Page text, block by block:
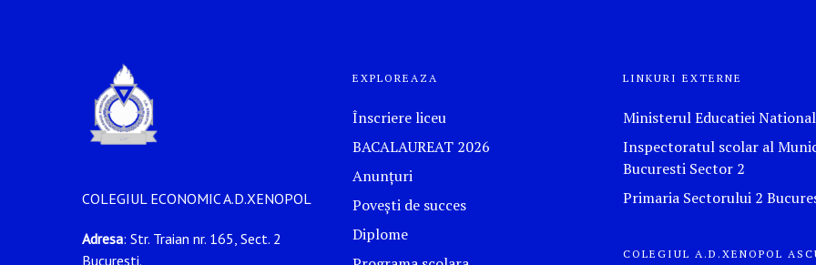
COLEGIUL ECONOMIC A.D.XENOPOL
Adresa: Str. Traian nr. 165, Sect. 2
Bucuresti.
EXPLOREAZA
Înscriere liceu
BACALAUREAT 2026
Anunțuri
Povești de succes
Diplome
LINKURI EXTERNE
Ministerul Educatiei
Inspectoratul scolar al
Bucuresti Sector 2
Primaria Sectorului 2
COLEGIUL A.D.XENOPOL